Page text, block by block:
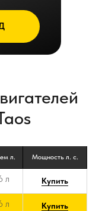
л. Мощность л. с.
л Купить
л Купить